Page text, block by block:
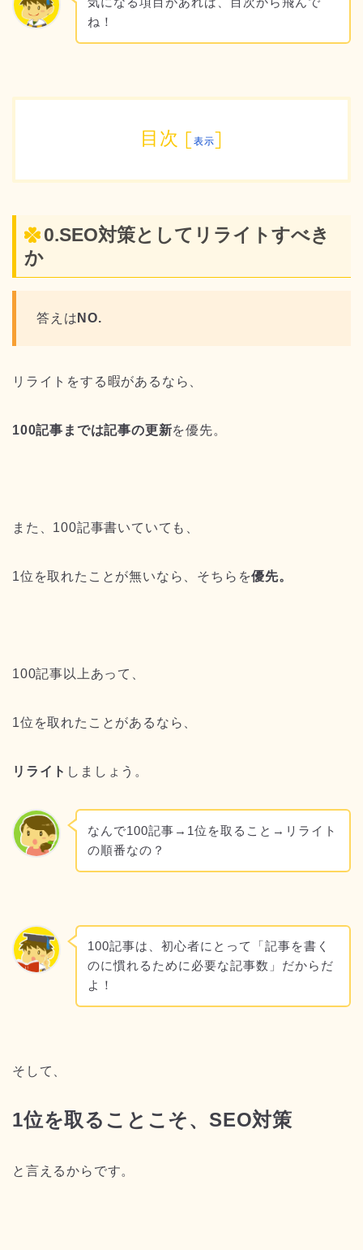
ね！
目次 [表示]
0.SEO対策としてリライトすべき
か
答えは NO.
リライトをする暇があるなら、
100記事までは記事の更新を優先。
また、100記事書いていても、
1位を取れたことが無いなら、そちらを優先。
100記事以上あって、
1位を取れたことがあるなら、
リライト しましょう。
なんで100記事→1位を取ること→リライト
の順番なの？
100記事は、初心者にとって「記事を書く
のに慣れるために必要な記事数」だからだ
よ！
そして、
1位を取ることこそ、SEO対策
と言えるからです。